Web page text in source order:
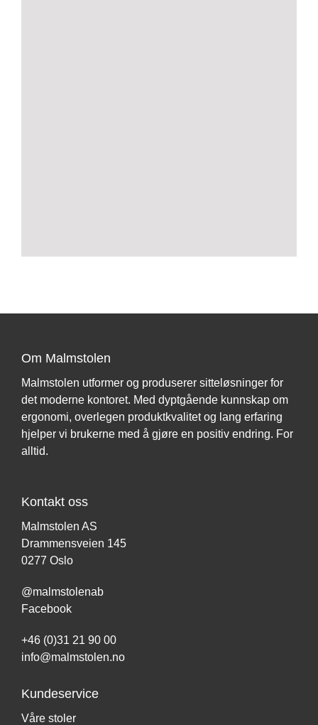
Om Malmstolen
Malmstolen utformer og produserer sitteløsninger for
det moderne kontoret. Med dyptgående kunnskap om
ergonomi, overlegen produktkvalitet og lang erfaring
hjelper vi brukerne med å gjøre en positiv endring. For
alltid.
Kontakt oss
Malmstolen AS
Drammensveien 145
0277 Oslo
@malmstolenab
Facebook
+46 (0)31 21 90 00
info@malmstolen.no
Kundeservice
Våre stoler